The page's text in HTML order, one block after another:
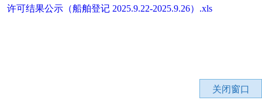
许可结果公示（船舶登记 2025.9.22-2025.9.26）.xls
关闭窗口